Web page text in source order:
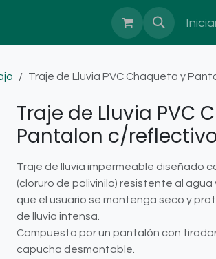
Traje de Lluvia PVC Chaqueta y
Traje de Lluvia PVC
Pantalon c/
Traje de lluvia impermeable diseñado
(cloruro de polivinilo) resistente al
que el usuario se mantenga seco y
de lluvia intensa.
Compuesto por un pantalón con
capucha desmontable.